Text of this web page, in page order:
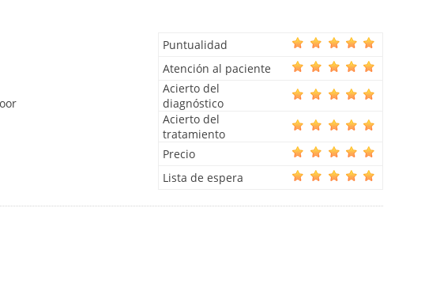
Puntualidad
Atención al paciente
Acierto del
diagnóstico
Acierto del
tratamiento
Precio
Lista de espera